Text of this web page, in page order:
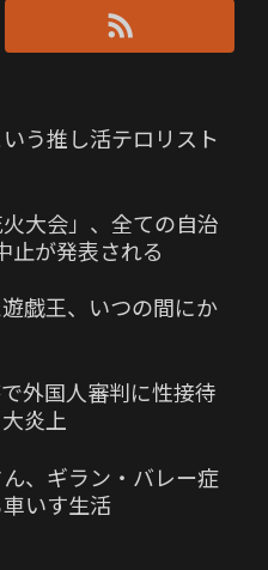
う推し活テロリスト
大会」、全ての自治
が発表される
戯王、いつの間にか
外国人審判に性接待
炎上
、ギラン・バレー症
いす生活